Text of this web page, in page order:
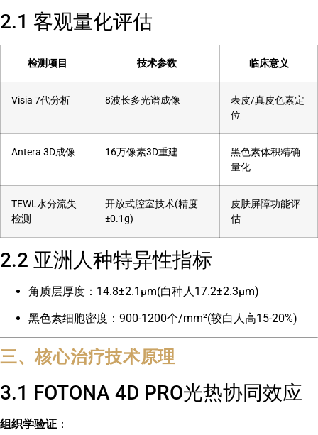
2.1 客观量化评估
检测项目 技术参数 临床意义
Visia 7代分析 8波长多光谱成像
表皮/真皮色素定
位
Antera 3D成像 16万像素3D重建
黑色素体积精确
量化
TEWL水分流失
检测
开放式腔室技术(精度
±0.1g)
皮肤屏障功能评
估
2.2 亚洲人种特异性指标
角质层厚度：14.8±2.1μm(白种人17.2±2.3μm)
黑色素细胞密度：900-1200个/mm²(较白人高15-20%)
三、核心治疗技术原理
3.1 FOTONA 4D PRO光热协同效应
组织学验证 ：